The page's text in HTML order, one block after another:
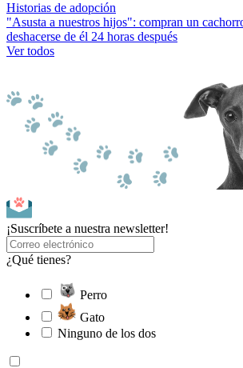
Historias de adopción
"Asusta a nuestros hijos": compran un
deshacerse de él 24 horas después
Ver todos
¡Suscríbete a nuestra newsletter!
¿Qué tienes?
Perro
Gato
Ninguno de los dos